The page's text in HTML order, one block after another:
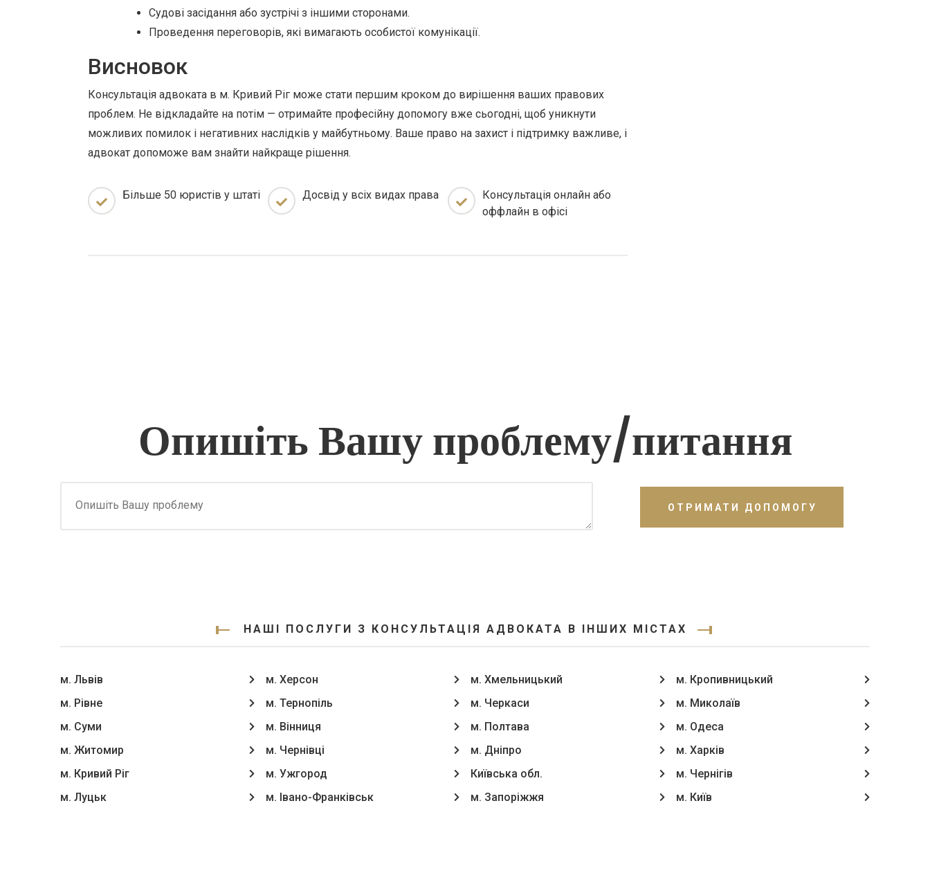
Судові засідання або зустрічі з іншими сторонами.
Проведення переговорів, які вимагають особистої комунікації.
Висновок
Консультація адвоката в м. Кривий Ріг може стати першим кроком до вирішення ваших правових
проблем. Не відкладайте на потім — отримайте професійну допомогу вже сьогодні, щоб уникнути
можливих помилок і негативних наслідків у майбутньому. Ваше право на захист і підтримку важливе, і
адвокат допоможе вам знайти найкраще рішення.
Більше 50 юристів у штаті Досвід у всіх видах права
Консультація онлайн або
оффлайн в офісі
Опишіть Вашу проблему/питання
ОТРИМАТИ ДОПОМОГУ
НАШІ ПОСЛУГИ З КОНСУЛЬТАЦІЯ АДВОКАТА В ІНШИХ МІСТАХ
м. Львів
м. Рівне
м. Суми
м. Житомир
м. Кривий Ріг
м. Луцьк
м. Херсон
м. Тернопіль
м. Вінниця
м. Чернівці
м. Ужгород
м. Івано-Франківськ
м. Хмельницький
м. Черкаси
м. Полтава
м. Дніпро
Київська обл.
м. Запоріжжя
м. Кропивницький
м. Миколаїв
м. Одеса
м. Харків
м. Чернігів
м. Київ